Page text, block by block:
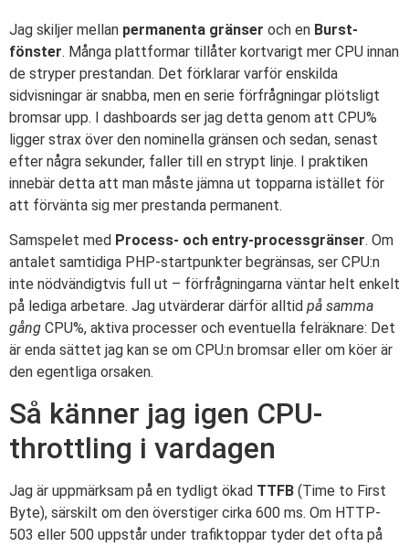
Jag skiljer mellan permanenta gränser och en Burst-
fönster. Många plattformar tillåter kortvarigt mer CPU innan
de stryper prestandan. Det förklarar varför enskilda
sidvisningar är snabba, men en serie förfrågningar plötsligt
bromsar upp. I dashboards ser jag detta genom att CPU%
ligger strax över den nominella gränsen och sedan, senast
efter några sekunder, faller till en strypt linje. I praktiken
innebär detta att man måste jämna ut topparna istället för
att förvänta sig mer prestanda permanent.
Samspelet med Process- och entry-processgränser. Om
antalet samtidiga PHP-startpunkter begränsas, ser CPU:n
inte nödvändigtvis full ut – förfrågningarna väntar helt enkelt
på lediga arbetare. Jag utvärderar därför alltid på samma
gång CPU%, aktiva processer och eventuella felräknare: Det
är enda sättet jag kan se om CPU:n bromsar eller om köer är
den egentliga orsaken.
Så känner jag igen CPU-
throttling i vardagen
Jag är uppmärksam på en tydligt ökad TTFB (Time to First
Byte), särskilt om den överstiger cirka 600 ms. Om HTTP-
503 eller 500 uppstår under trafiktoppar tyder det ofta på